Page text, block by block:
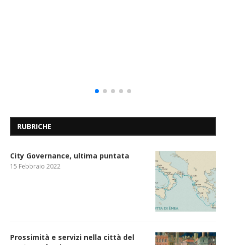
RUBRICHE
City Governance, ultima puntata
15 Febbraio 2022
Prossimità e servizi nella città del